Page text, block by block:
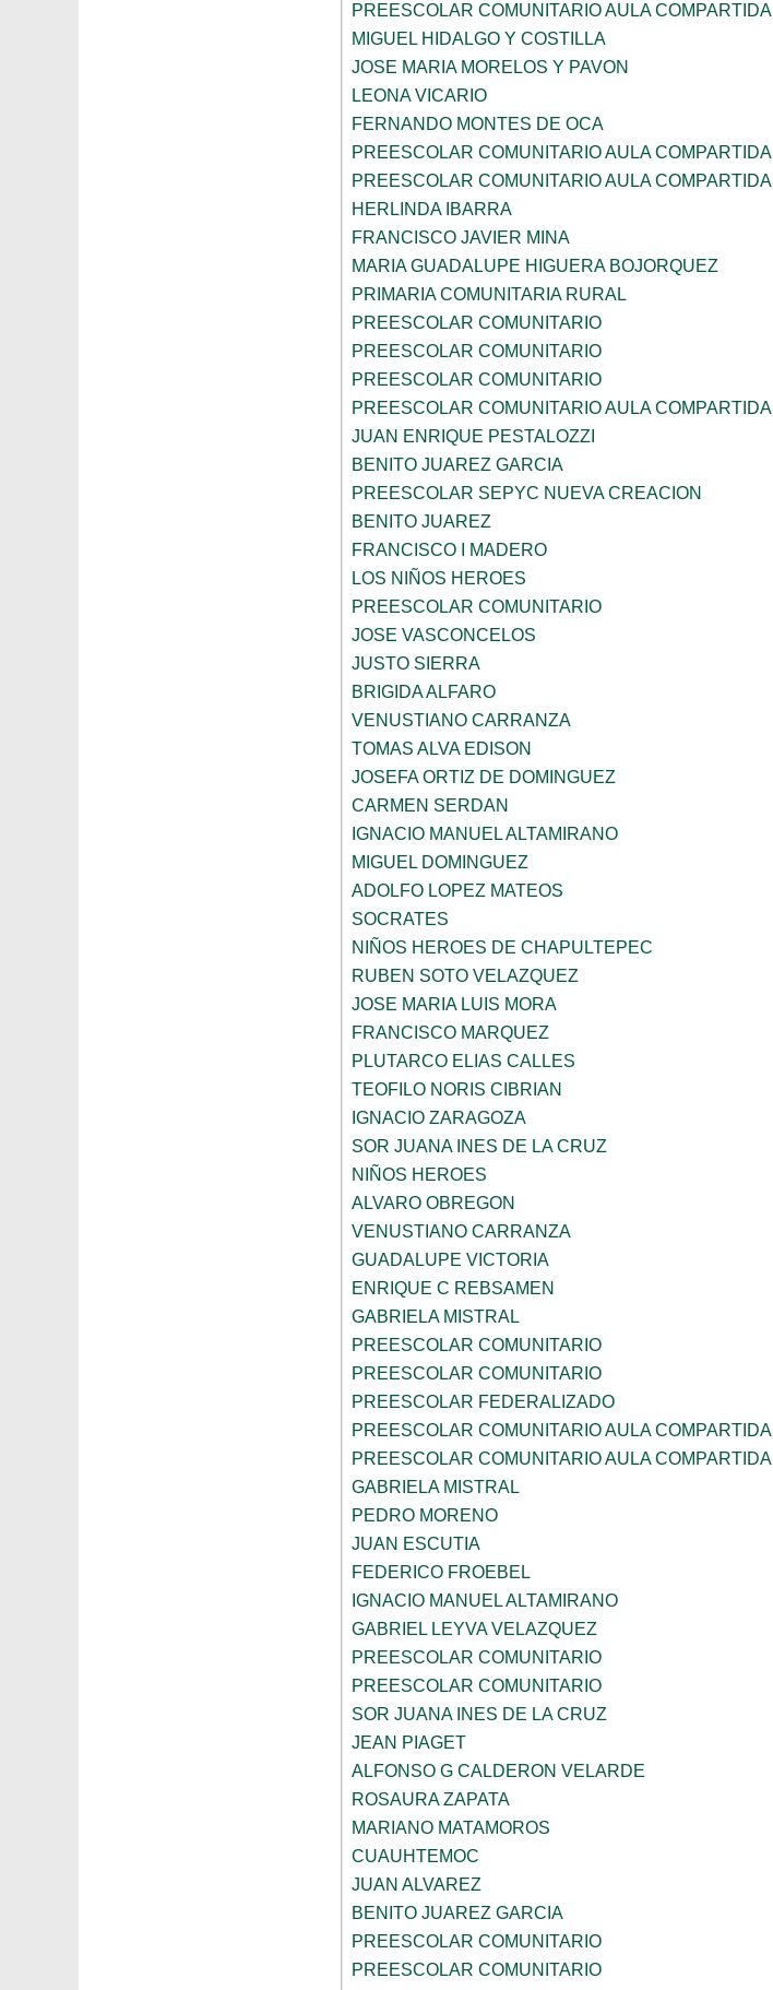
PREESCOLAR COMUNITARIO AULA COMPARTIDA
MIGUEL HIDALGO Y COSTILLA
JOSE MARIA MORELOS Y PAVON
LEONA VICARIO
FERNANDO MONTES DE OCA
PREESCOLAR COMUNITARIO AULA COMPARTIDA
PREESCOLAR COMUNITARIO AULA COMPARTIDA
HERLINDA IBARRA
FRANCISCO JAVIER MINA
MARIA GUADALUPE HIGUERA BOJORQUEZ
PRIMARIA COMUNITARIA RURAL
PREESCOLAR COMUNITARIO
PREESCOLAR COMUNITARIO
PREESCOLAR COMUNITARIO
PREESCOLAR COMUNITARIO AULA COMPARTIDA
JUAN ENRIQUE PESTALOZZI
BENITO JUAREZ GARCIA
PREESCOLAR SEPYC NUEVA CREACION
BENITO JUAREZ
FRANCISCO I MADERO
LOS NIÑOS HEROES
PREESCOLAR COMUNITARIO
JOSE VASCONCELOS
JUSTO SIERRA
BRIGIDA ALFARO
VENUSTIANO CARRANZA
TOMAS ALVA EDISON
JOSEFA ORTIZ DE DOMINGUEZ
CARMEN SERDAN
IGNACIO MANUEL ALTAMIRANO
MIGUEL DOMINGUEZ
ADOLFO LOPEZ MATEOS
SOCRATES
NIÑOS HEROES DE CHAPULTEPEC
RUBEN SOTO VELAZQUEZ
JOSE MARIA LUIS MORA
FRANCISCO MARQUEZ
PLUTARCO ELIAS CALLES
TEOFILO NORIS CIBRIAN
IGNACIO ZARAGOZA
SOR JUANA INES DE LA CRUZ
NIÑOS HEROES
ALVARO OBREGON
VENUSTIANO CARRANZA
GUADALUPE VICTORIA
ENRIQUE C REBSAMEN
GABRIELA MISTRAL
PREESCOLAR COMUNITARIO
PREESCOLAR COMUNITARIO
PREESCOLAR FEDERALIZADO
PREESCOLAR COMUNITARIO AULA COMPARTIDA
PREESCOLAR COMUNITARIO AULA COMPARTIDA
GABRIELA MISTRAL
PEDRO MORENO
JUAN ESCUTIA
FEDERICO FROEBEL
IGNACIO MANUEL ALTAMIRANO
GABRIEL LEYVA VELAZQUEZ
PREESCOLAR COMUNITARIO
PREESCOLAR COMUNITARIO
SOR JUANA INES DE LA CRUZ
JEAN PIAGET
ALFONSO G CALDERON VELARDE
ROSAURA ZAPATA
MARIANO MATAMOROS
CUAUHTEMOC
JUAN ALVAREZ
BENITO JUAREZ GARCIA
PREESCOLAR COMUNITARIO
PREESCOLAR COMUNITARIO